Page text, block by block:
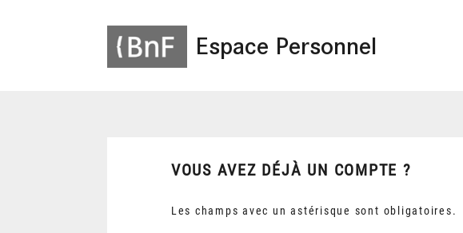
Espace Personnel
VOUS AVEZ DÉJÀ UN COMPTE ?
Les champs avec un astérisque sont obligatoires.